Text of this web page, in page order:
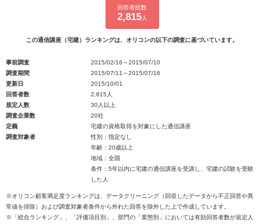
回答者総数
2,815人
この通信講座（宅建）ランキングは、オリコンの以下の調査に基づいています。
事前調査
2015/02/16～2015/07/10
調査期間
2015/07/11～2015/07/16
更新日
2015/10/01
回答者数
2,815人
規定人数
30人以上
調査企業数
20社
定義
宅建の資格取得を対象にした通信講座
調査対象者
性別：指定なし
年齢：20歳以上
地域：全国
条件：5年以内に宅建の通信講座を受講し、宅建の試験を受験
した人
※オリコン顧客満足度ランキングは、データクリーニング（回収したデータから不正回答や異
常値を排除）および調査対象者条件から外れた回答を除外した上で作成しています。
※「総合ランキング」、「評価項目別」、部門の「業態別」においては有効回答者数が規定人